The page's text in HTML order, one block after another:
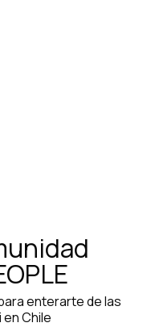
enterarte de las
Chile